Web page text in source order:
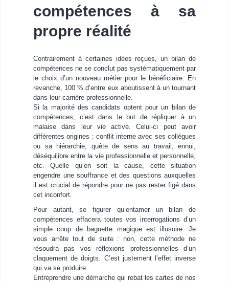
compétences à sa
propre réalité
Contrairement à certaines idées reçues, un bilan de
compétences ne se conclut pas systématiquement par
le choix d’un nouveau métier pour le bénéficiaire. En
revanche, 100 % d’entre eux aboutissent à un tournant
dans leur carrière professionnelle.
Si la majorité des candidats optent pour un bilan de
compétences, c’est dans le but de répliquer à un
malaise dans leur vie active. Celui-ci peut avoir
différentes origines : conflit interne avec ses collègues
ou sa hiérarchie, quête de sens au travail, ennui,
déséquilibre entre la vie professionnelle et personnelle,
etc. Quelle qu’en soit la cause, cette situation
engendre une souffrance et des questions auxquelles
il est crucial de répondre pour ne pas rester figé dans
cet inconfort.
Pour autant, se figurer qu’entamer un bilan de
compétences effacera toutes vos interrogations d’un
simple coup de baguette magique est illusoire. Je
vous arrête tout de suite : non, cette méthode ne
résoudra pas vos réflexions professionnelles d’un
claquement de doigts. C’est justement l’effet inverse
qui va se produire.
Entreprendre une démarche qui rebat les cartes de nos